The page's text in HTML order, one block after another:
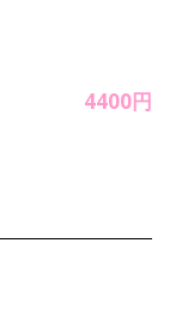
4400円